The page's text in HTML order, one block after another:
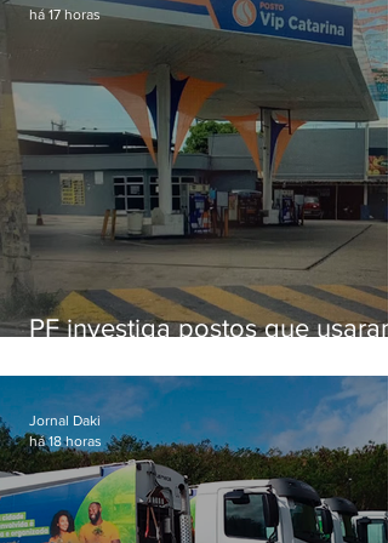
PF investiga postos que usaram
secretário morto em 2020
há 17 horas
Jornal Daki
há 18 horas